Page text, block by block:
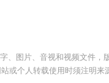
、图片、音视和视频文件
或个人转载使用时须注明